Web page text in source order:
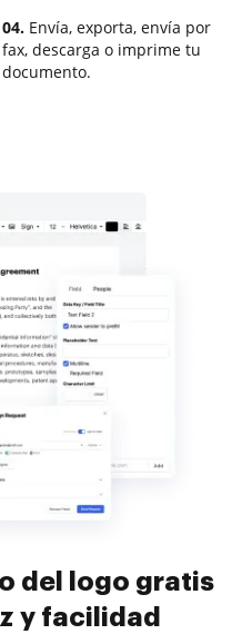
04. Envía, exporta, envía por
fax, descarga o imprime tu
documento.
del logo gratis
y facilidad